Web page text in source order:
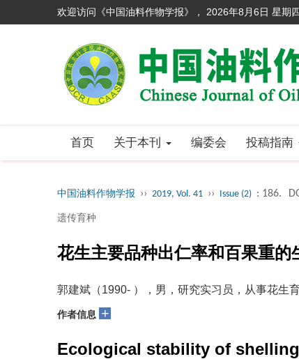
欢迎访问《中国油料作物学报》， 2026年8月6日 星期
首页 关于本刊 编委会 投稿指南
中国油料作物学报 ›› 2019, Vol. 41 ›› Issue (2) : 186.
遗传育种
花生主要品种出仁率和百果重的
郭建斌（1990- ），男，研究实习员，从事花生
作者信息 +
Ecological stability of